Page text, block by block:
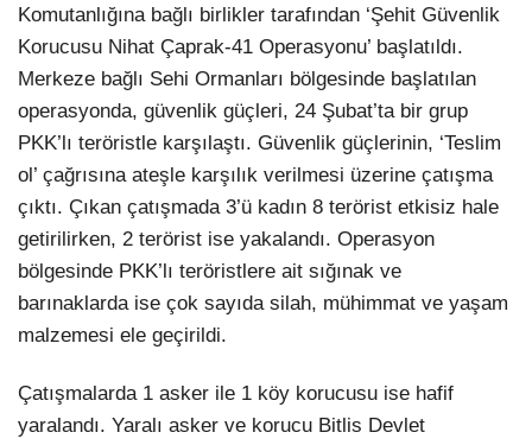
Komutanlığına bağlı birlikler tarafından ‘Şehit Güvenlik
Korucusu Nihat Çaprak-41 Operasyonu’ başlatıldı.
Merkeze bağlı Sehi Ormanları bölgesinde başlatılan
operasyonda, güvenlik güçleri, 24 Şubat’ta bir grup
PKK’lı teröristle karşılaştı. Güvenlik güçlerinin, ‘Teslim
ol’ çağrısına ateşle karşılık verilmesi üzerine çatışma
çıktı. Çıkan çatışmada 3’ü kadın 8 terörist etkisiz hale
getirilirken, 2 terörist ise yakalandı. Operasyon
bölgesinde PKK’lı teröristlere ait sığınak ve
barınaklarda ise çok sayıda silah, mühimmat ve yaşam
malzemesi ele geçirildi.
Çatışmalarda 1 asker ile 1 köy korucusu ise hafif
yaralandı. Yaralı asker ve korucu Bitlis Devlet